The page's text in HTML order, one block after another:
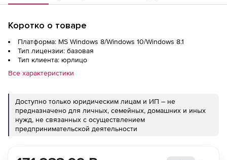
Коротко о товаре
Платформа: MS Windows 8/Windows 10/Windows 8.1
Тип лицензии: базовая
Тип клиента: юрлицо
Все характеристики
Доступно только юридическим лицам и ИП – не
предназначено для личных, семейных, домашних и иных
нужд, не связанных с осуществлением
предпринимательской деятельности